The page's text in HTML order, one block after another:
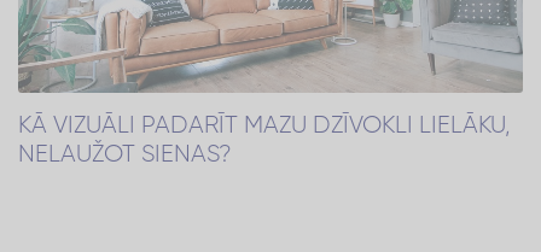
KĀ VIZUĀLI PADARĪT MAZU DZĪVOKLI LIELĀKU,
NELAUŽOT SIENAS?